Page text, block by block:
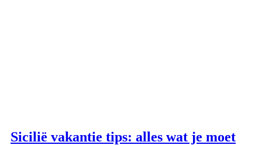
Sicilië vakantie tips: alles wat je moet